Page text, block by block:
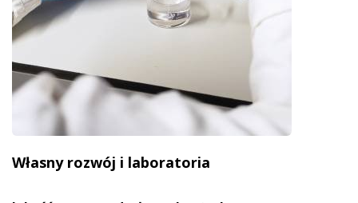
Własny rozwój i laboratoria